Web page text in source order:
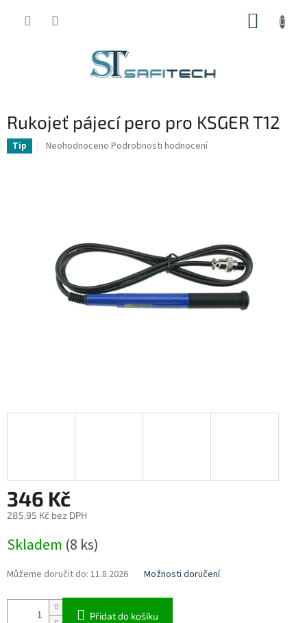
Rukojeť pájecí pero pro KSGER T12
Tip
Průměrné
Neohodnoceno Podrobnosti hodnocení
346 Kč
285,95 Kč bez DPH
cena:
Skladem (8 ks)
Můžeme doručit do: 11.8.2026 Možnosti doručení
Přidat do košíku